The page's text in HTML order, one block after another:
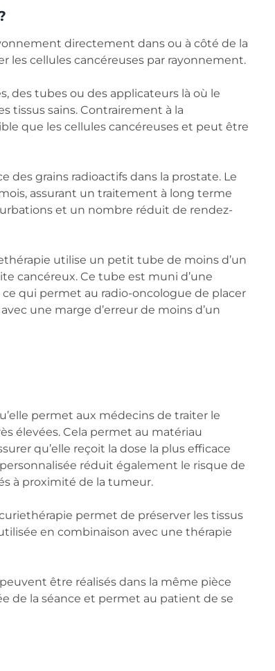
directement dans ou à côté de la
les cellules cancéreuses par rayonnement.
des tubes ou des applicateurs là où le
tissus sains. Contrairement à la
que les cellules cancéreuses et peut être
des grains radioactifs dans la prostate. Le
assurant un traitement à long terme
et un nombre réduit de rendez-
utilise un petit tube de moins d’un
cancéreux. Ce tube est muni d’une
qui permet au radio-oncologue de placer
une marge d’erreur de moins d’un
permet aux médecins de traiter le
élevées. Cela permet au matériau
qu’elle reçoit la dose la plus efficace
réduit également le risque de
à proximité de la tumeur.
permet de préserver les tissus
en combinaison avec une thérapie
être réalisés dans la même pièce
de la séance et permet au patient de se